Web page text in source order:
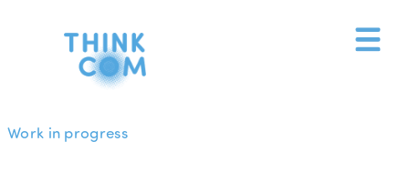
Work in progress